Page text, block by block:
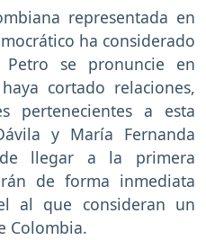
representada en
ha considerado
se pronuncie en
cortado relaciones,
pertenecientes a esta
y María Fernanda
llegar a la primera
de forma inmediata
al que consideran un
Colombia.